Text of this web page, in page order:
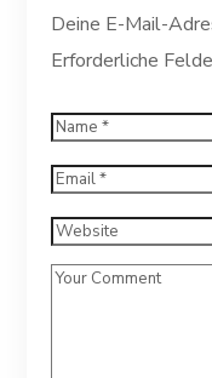
Deine E-Mail-
Erforderliche